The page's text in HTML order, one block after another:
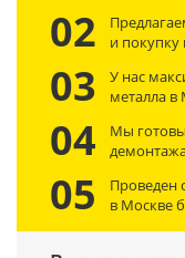
02
и
03
У нас
металла в
04
Мы готовы
05
Проведен
в Москве